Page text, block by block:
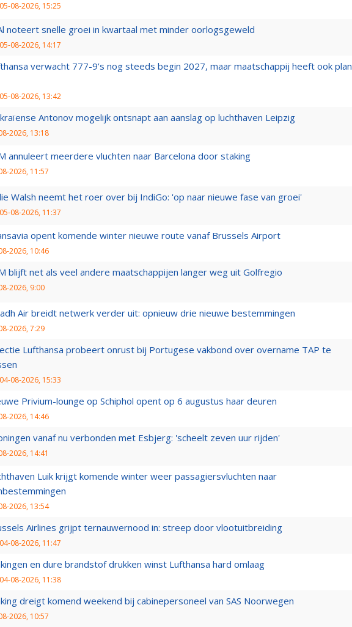
05-08-2026, 15:25
noteert snelle groei in kwartaal met minder oorlogsgeweld
05-08-2026, 14:17
verwacht 777-9’s nog steeds begin 2027, maar maatschappij heeft ook plan
05-08-2026, 13:42
Antonov mogelijk ontsnapt aan aanslag op luchthaven Leipzig
2026, 13:18
annuleert meerdere vluchten naar Barcelona door staking
2026, 11:57
Walsh neemt het roer over bij IndiGo: 'op naar nieuwe fase van groei'
05-08-2026, 11:37
opent komende winter nieuwe route vanaf Brussels Airport
2026, 10:46
blijft net als veel andere maatschappijen langer weg uit Golfregio
2026, 9:00
Air breidt netwerk verder uit: opnieuw drie nieuwe bestemmingen
2026, 7:29
Lufthansa probeert onrust bij Portugese vakbond over overname TAP te
04-08-2026, 15:33
Privium-lounge op Schiphol opent op 6 augustus haar deuren
2026, 14:46
vanaf nu verbonden met Esbjerg: 'scheelt zeven uur rijden'
2026, 14:41
Luik krijgt komende winter weer passagiersvluchten naar
2026, 13:54
Airlines grijpt ternauwernood in: streep door vlootuitbreiding
04-08-2026, 11:47
en dure brandstof drukken winst Lufthansa hard omlaag
04-08-2026, 11:38
dreigt komend weekend bij cabinepersoneel van SAS Noorwegen
2026, 10:57